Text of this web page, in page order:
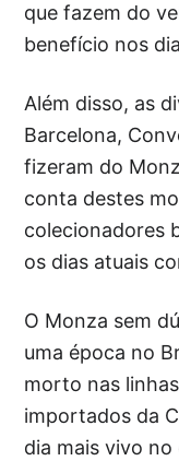
que fazem do
benefício nos
Além disso, as
Barcelona,
fizeram do
conta destes
colecionadores
os dias atuais
O Monza sem
uma época no
morto nas
importados da
dia mais vivo